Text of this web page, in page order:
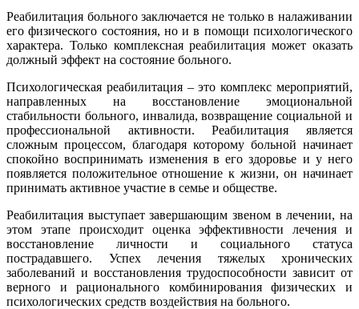
Реабилитация больного заключается не только в налаживании
его физического состояния, но и в помощи психологического
характера. Только комплексная реабилитация может оказать
должный эффект на состояние больного.
Психологическая реабилитация – это комплекс мероприятий,
направленных на восстановление эмоциональной
стабильности больного, инвалида, возвращение социальной и
профессиональной активности. Реабилитация является
сложным процессом, благодаря которому больной начинает
спокойно воспринимать изменения в его здоровье и у него
появляется положительное отношение к жизни, он начинает
принимать активное участие в семье и обществе.
Реабилитация выступает завершающим звеном в лечении, на
этом этапе происходит оценка эффективности лечения и
восстановление личности и социального статуса
пострадавшего. Успех лечения тяжелых хронических
заболеваний и восстановления трудоспособности зависит от
верного и рационального комбинирования физических и
психологических средств воздействия на больного.